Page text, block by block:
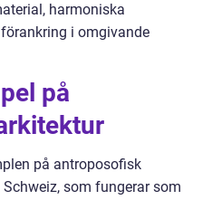
harmoniska
i omgivande
på
på antroposofisk
som fungerar som